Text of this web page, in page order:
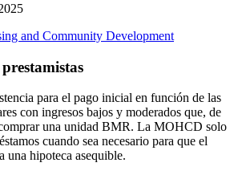
and Community Development
para el pago inicial en función de las
con ingresos bajos y moderados que, de
una unidad BMR. La MOHCD solo
cuando sea necesario para que el
una hipoteca asequible.